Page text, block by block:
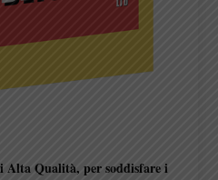
Qualità, per soddisfare i